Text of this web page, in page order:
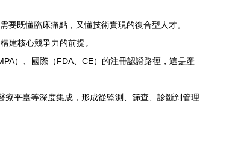
要既懂臨床痛點，又懂技術實現的復合型人才。
建核心競爭力的前提。
）、國際（FDA、CE）的注冊認證路徑，這是產
療平臺等深度集成，形成從監測、篩查、診斷到管理